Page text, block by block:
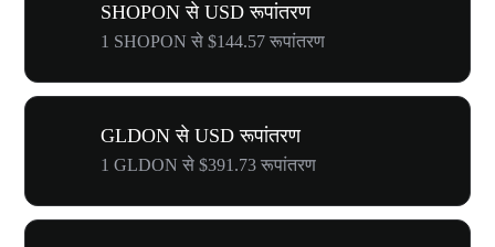
SHOPON से USD रूपांतरण
1 SHOPON से $144.57 रूपांतरण
GLDON से USD रूपांतरण
1 GLDON से $391.73 रूपांतरण